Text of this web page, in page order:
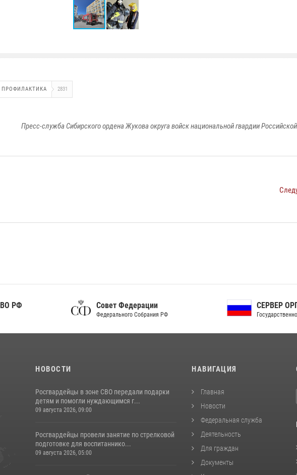
ПРОФИЛАКТИКА 2831
Пресс-служба Сибирского ордена Жукова округа войск национальной гвардии
Совет Федерации
Федерального Собрания РФ
СЕРВЕР ОРГАНОВ
Государственной власти РФ
НОВОСТИ
Росгвардейцы в зоне СВО передали подарки
детям и помогли нуждающимся г...
09 августа 2026, 09:00
Росгвардейцы провели занятие по стрелковой
подготовке для воспитаннико...
09 августа 2026, 05:00
НАВИГАЦИЯ
Главная
Новости
Федеральная служба
Деятельность
Для граждан
Документы